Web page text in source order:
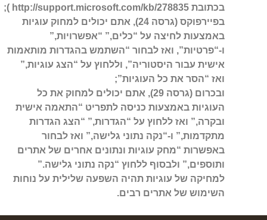
בכתובת http://support.microsoft.com/kb/278835 );
בפיירפוקס (גרסה 24), אתם יכולים למחוק עוגיות
באמצעות לחיצה על “כלים,” “אפשרויות,”
ו-“פרטיות”, ואז לבחור “השתמש בהגדרות מותאמות
אישית עבור היסטוריה”, וללחוץ על “הצג עוגיות,”
ואז “הסר את כל העוגיות”;
ובכרום (גרסה 29), אתם יכולים למחוק את כל
העוגיות באמצעות כניסה לתפריט “התאמה אישית
ובקרה,” ואז ללחוץ על “הגדרות,” “הצג הגדרות
מתקדמות,” ו-“נקה נתוני גלישה,” ואז לבחור
באפשרות “מחק עוגיות ונתונים אחרים של אתרים
ותוספים,” ולבסוף ללחוץ “נקה נתוני גלישה.”
למחיקה של עוגיות תהיה השפעה שלילית על נוחות
השימוש של אתרים רבים.